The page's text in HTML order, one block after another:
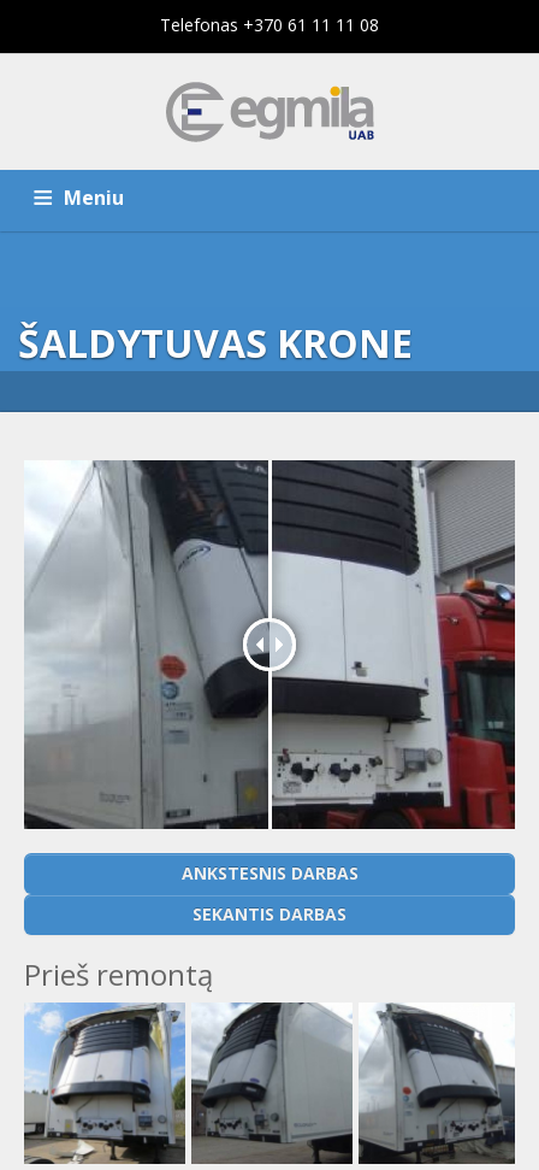
Telefonas +370 61 11 11 08
Meniu
KOMPANIJA
ŠALDYTUVAS KRONE
ANKSTESNIS DARBAS
SEKANTIS DARBAS
Prieš remontą